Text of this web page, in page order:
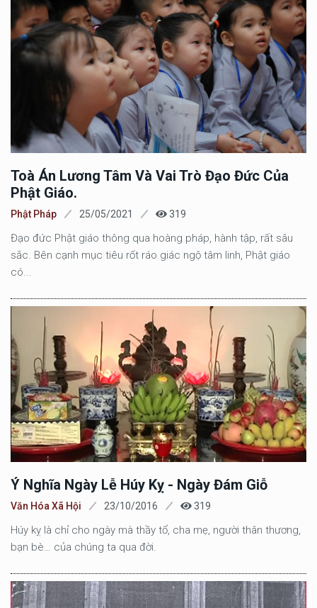
Toà Án Lương Tâm Và Vai Trò Đạo Đức Của
Phật Giáo.
Phật Pháp 25/05/2021 319
Đạo đức Phật giáo thông qua hoàng pháp, hành tập, rất sâu
sắc. Bên cạnh mục tiêu rốt ráo giác ngộ tâm linh, Phật giáo
có...
Ý Nghĩa Ngày Lễ Húy Kỵ - Ngày Đám Giỗ
Văn Hóa Xã Hội 23/10/2016 319
Húy kỵ là chỉ cho ngày mà thầy tổ, cha mẹ, người thân thương,
bạn bè… của chúng ta qua đời.